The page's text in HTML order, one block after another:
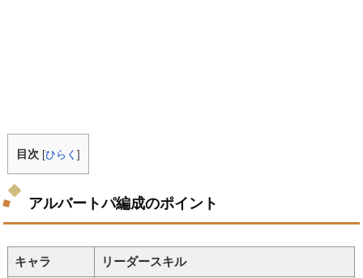
目次 [ひらく]
アルバートパ編成のポイント
キャラ リーダースキル